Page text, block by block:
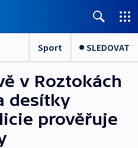
Sport SLEDOVAT
v Roztokách
desítky
prověřuje